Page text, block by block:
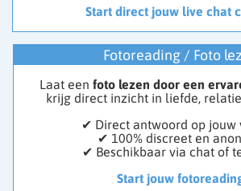
Start direct jouw live chat
Fotoreading / Foto
Laat een foto lezen door een
krijg direct inzicht in liefde,
✔ Direct antwoord op jouw
✔ 100% discreet en
✔ Beschikbaar via chat of
Start jouw